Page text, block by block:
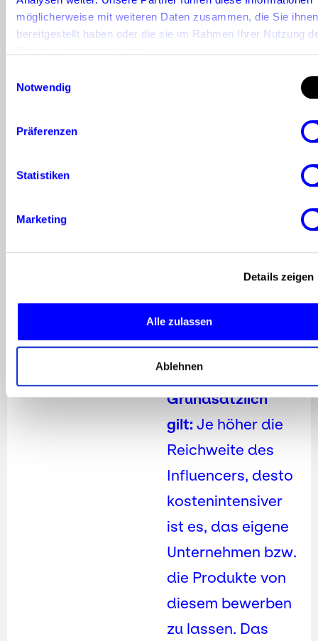
möglicherweise mit weiteren Daten zusammen, die Sie ihnen
bereitgestellt haben oder die sie im Rahmen Ihrer Nutzung
Notwendig
Präferenzen
Statistiken
Marketing
Details zeigen
Alle zulassen
Ablehnen
Niedrige
Reichweiten und
sodass keine
Streuverluste zu
erwarten sind.
Grundsätzlich
gilt:Je höher die
Reichweite des
Influencers, desto
kostenintensiver
ist es, das eigene
Unternehmen bzw.
die Produkte von
diesem bewerben
zu lassen. Das